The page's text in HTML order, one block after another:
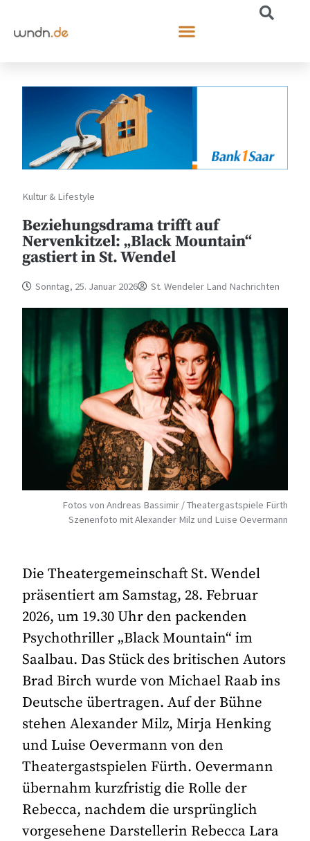
Kultur & Lifestyle
Beziehungsdrama trifft auf
Nervenkitzel: „Black Mountain“
gastiert in St. Wendel
Sonntag, 25. Januar 2026 St. Wendeler Land Nachrichten
Fotos von Andreas Bassimir / Theatergastspiele Fürth
Szenenfoto mit Alexander Milz und Luise Oevermann
Die Theatergemeinschaft St. Wendel
präsentiert am Samstag, 28. Februar
2026, um 19.30 Uhr den packenden
Psychothriller „Black Mountain“ im
Saalbau. Das Stück des britischen Autors
Brad Birch wurde von Michael Raab ins
Deutsche übertragen. Auf der Bühne
stehen Alexander Milz, Mirja Henking
und Luise Oevermann von den
Theatergastspielen Fürth. Oevermann
übernahm kurzfristig die Rolle der
Rebecca, nachdem die ursprünglich
vorgesehene Darstellerin Rebecca Lara